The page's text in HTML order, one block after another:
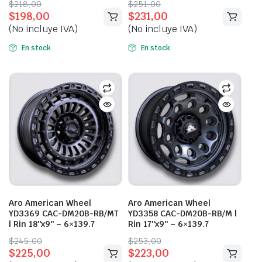
$218,00
Original
price
was:
$218,00.
$198,00
Current
price
is:
$198,00.
(No incluye IVA)
En stock
$251,00
Original
price
was:
$251,00.
$231,00
Current
price
is:
$231,00.
(No incluye IVA)
En stock
Aro American Wheel
YD3369 CAC-DM20B-RB/MT
| Rin 18″x9″ – 6×139.7
$245,00
Original
price
$225,00
Current
price
Aro American Wheel
YD3358 CAC-DM20B-RB/M |
Rin 17″x9″ – 6×139.7
$253,00
Original
price
$223,00
Current
price